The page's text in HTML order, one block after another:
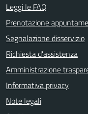
Leggi le FAQ
Prenotazione
Segnalazione disservizio
Richiesta d'assistenza
Amministrazione
Informativa privacy
Note legali